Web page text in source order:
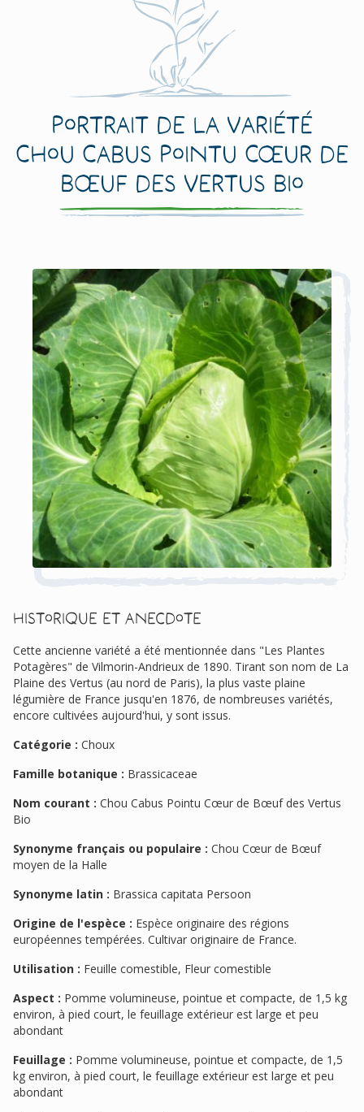
Portrait de la variété
Chou Cabus Pointu Cœur de
Bœuf des Vertus Bio
Historique et anecdote
Cette ancienne variété a été mentionnée dans "Les Plantes
Potagères" de Vilmorin-Andrieux de 1890. Tirant son nom de La
Plaine des Vertus (au nord de Paris), la plus vaste plaine
légumière de France jusqu'en 1876, de nombreuses variétés,
encore cultivées aujourd'hui, y sont issus.
Catégorie : Choux
Famille botanique : Brassicaceae
Nom courant : Chou Cabus Pointu Cœur de Bœuf des Vertus
Bio
Synonyme français ou populaire : Chou Cœur de Bœuf
moyen de la Halle
Synonyme latin : Brassica capitata Persoon
Origine de l'espèce : Espèce originaire des régions
européennes tempérées. Cultivar originaire de France.
Utilisation : Feuille comestible, Fleur comestible
Aspect : Pomme volumineuse, pointue et compacte, de 1,5 kg
environ, à pied court, le feuillage extérieur est large et peu
abondant
Feuillage : Pomme volumineuse, pointue et compacte, de 1,5
kg environ, à pied court, le feuillage extérieur est large et peu
abondant